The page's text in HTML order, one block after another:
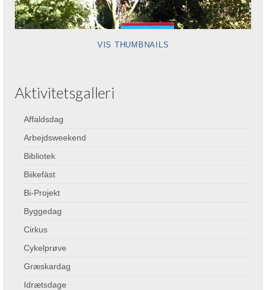
VIS THUMBNAILS
Aktivitetsgalleri
Affaldsdag
Arbejdsweekend
Bibliotek
Biikefäst
Bi-Projekt
Byggedag
Cirkus
Cykelprøve
Græskardag
Idrætsdage